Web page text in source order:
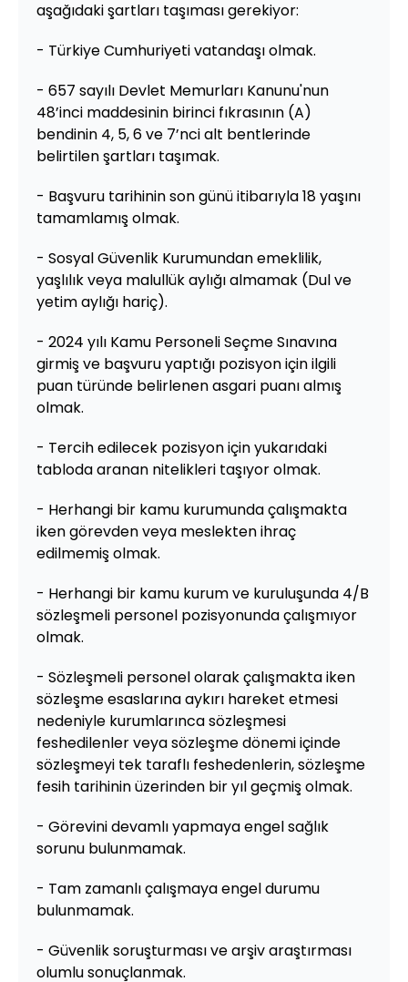
aşağıdaki şartları taşıması gerekiyor:
- Türkiye Cumhuriyeti vatandaşı olmak.
- 657 sayılı Devlet Memurları Kanunu'nun
48’inci maddesinin birinci fıkrasının (A)
bendinin 4, 5, 6 ve 7’nci alt bentlerinde
belirtilen şartları taşımak.
- Başvuru tarihinin son günü itibarıyla 18 yaşını
tamamlamış olmak.
- Sosyal Güvenlik Kurumundan emeklilik,
yaşlılık veya malullük aylığı almamak (Dul ve
yetim aylığı hariç).
- 2024 yılı Kamu Personeli Seçme Sınavına
girmiş ve başvuru yaptığı pozisyon için ilgili
puan türünde belirlenen asgari puanı almış
olmak.
- Tercih edilecek pozisyon için yukarıdaki
tabloda aranan nitelikleri taşıyor olmak.
- Herhangi bir kamu kurumunda çalışmakta
iken görevden veya meslekten ihraç
edilmemiş olmak.
- Herhangi bir kamu kurum ve kuruluşunda 4/B
sözleşmeli personel pozisyonunda çalışmıyor
olmak.
- Sözleşmeli personel olarak çalışmakta iken
sözleşme esaslarına aykırı hareket etmesi
nedeniyle kurumlarınca sözleşmesi
feshedilenler veya sözleşme dönemi içinde
sözleşmeyi tek taraflı feshedenlerin, sözleşme
fesih tarihinin üzerinden bir yıl geçmiş olmak.
- Görevini devamlı yapmaya engel sağlık
sorunu bulunmamak.
- Tam zamanlı çalışmaya engel durumu
bulunmamak.
- Güvenlik soruşturması ve arşiv araştırması
olumlu sonuçlanmak.